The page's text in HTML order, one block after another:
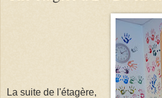
La suite de l'étagère,